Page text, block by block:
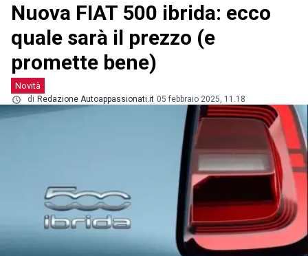
Nuova FIAT 500 ibrida: ecco
quale sarà il prezzo (e
promette bene)
Novità
di Redazione Autoappassionati.it 05 febbraio 2025, 11.18